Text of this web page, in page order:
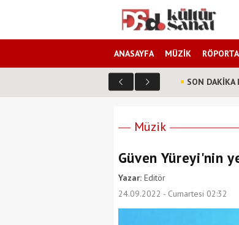
ANASAYFA MÜZİK
SON DAKİKA
Müzik
Güven Yüreyi'nin
Yazar:Editör
24.09.2022 - Cumartesi 02:32